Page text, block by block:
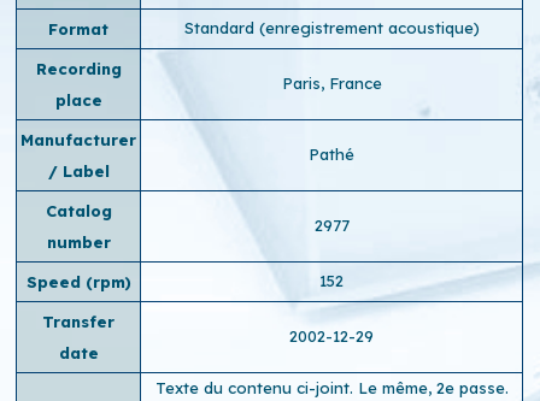
Format Standard (enregistrement acoustique)
Recording
place
Paris, France
Manufacturer
/ Label
Pathé
Catalog
number
2977
Speed ​​(rpm) 152
Transfer
date
2002-12-29
Texte du contenu ci-joint. Le même, 2e passe.